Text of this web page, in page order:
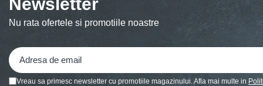
Baloane cu Suport
Baloane Tip Bratara
Cifre
Nu rata ofertele si promotiile noastre
Vreau sa primesc newsletter cu promotiile magazinului. Afla mai multe in